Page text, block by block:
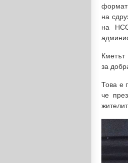
на
на
Кметът
за
Това е
че